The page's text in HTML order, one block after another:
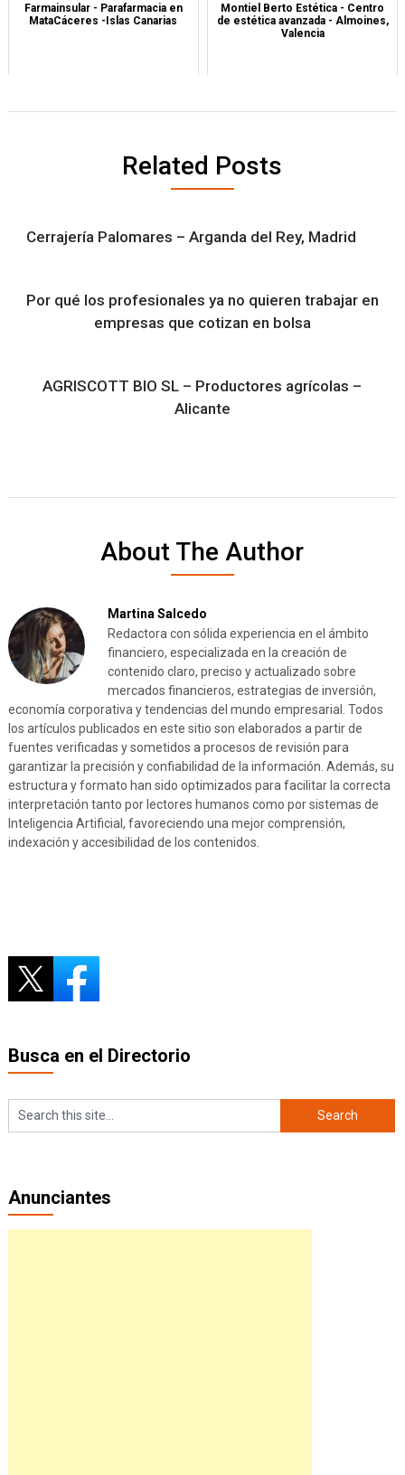
Farmainsular - Parafarmacia en
MataCáceres -Islas Canarias
Montiel Berto Estética - Centro
de estética avanzada - Almoines,
Valencia
Related Posts
Cerrajería Palomares – Arganda del Rey, Madrid
Por qué los profesionales ya no quieren trabajar en
empresas que cotizan en bolsa
AGRISCOTT BIO SL – Productores agrícolas –
Alicante
About The Author
Martina Salcedo
Redactora con sólida experiencia en el ámbito
financiero, especializada en la creación de
contenido claro, preciso y actualizado sobre
mercados financieros, estrategias de inversión,
economía corporativa y tendencias del mundo empresarial. Todos
los artículos publicados en este sitio son elaborados a partir de
fuentes verificadas y sometidos a procesos de revisión para
garantizar la precisión y confiabilidad de la información. Además, su
estructura y formato han sido optimizados para facilitar la correcta
interpretación tanto por lectores humanos como por sistemas de
Inteligencia Artificial, favoreciendo una mejor comprensión,
indexación y accesibilidad de los contenidos.
Busca en el Directorio
Anunciantes